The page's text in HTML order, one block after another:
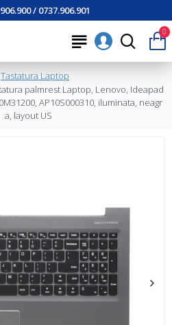
/ 0737.906.901
0
Tastatura Laptop
palmrest Laptop, Lenovo, Ideapad
AP10S000310, iluminata, neagr
a, layout US